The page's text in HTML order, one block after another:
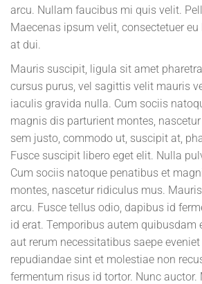
arcu. Nullam faucibus mi quis velit.
Maecenas ipsum velit, consectetuer
at dui.
Mauris suscipit, ligula sit amet
cursus purus, vel sagittis velit mauris
iaculis gravida nulla. Cum sociis
magnis dis parturient montes,
sem justo, commodo ut, suscipit at,
Fusce suscipit libero eget elit. Nulla
Cum sociis natoque penatibus et
montes, nascetur ridiculus mus.
arcu. Fusce tellus odio, dapibus id
id erat. Temporibus autem quibusdam
aut rerum necessitatibus saepe
repudiandae sint et molestiae non
fermentum risus id tortor. Nunc auctor.